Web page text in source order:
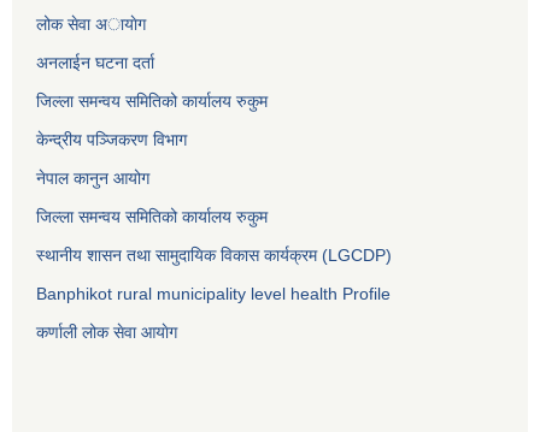
लोक सेवा अायाेग
अनलाईन घटना दर्ता
जिल्ला समन्वय समितिको कार्यालय रुकुम
केन्द्रीय पञ्जिकरण विभाग
नेपाल कानुन आयोग
जिल्ला समन्वय समितिको कार्यालय रुकुम
स्थानीय शासन तथा सामुदायिक विकास कार्यक्रम (LGCDP)
Banphikot rural municipality level health Profile
कर्णाली लोक सेवा आयाेग